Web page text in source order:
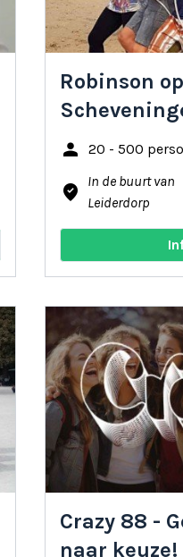
Robinson
person
20 - 500
where_to_vote
In de buurt van
Leiderdorp
Crazy 88 -
naar keuze!